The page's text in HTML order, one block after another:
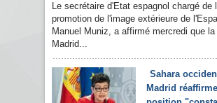
Le secrétaire d'Etat espagnol chargé de
promotion de l'image extérieure de
Manuel Muniz, a affirmé mercredi que
Madrid...
Sahara
Madrid